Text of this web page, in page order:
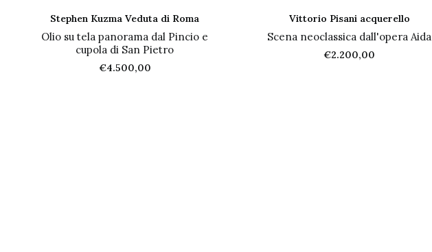
AGGIUNGI AL CARRELLO
Stephen Kuzma Veduta di Roma
Olio su tela panorama dal Pincio e
cupola di San Pietro
€4.500,00
AGGIUNGI AL CARRELLO
Vittorio Pisani acquerello
Scena neoclassica dall'opera Aida
€2.200,00